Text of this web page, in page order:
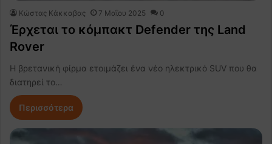
Κώστας Κάκκαβας 7 Μαΐου 2025 0
Έρχεται το κόμπακτ Defender της Land
Rover
Η βρετανική φίρμα ετοιμάζει ένα νέο ηλεκτρικό SUV που θα
διατηρεί το…
Περισσότερα